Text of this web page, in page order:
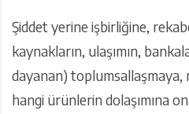
Şiddet yerine işbirliğine,
kaynakların, ulaşımın,
dayanan) toplumsallaşmaya,
hangi ürünlerin dolaşımına